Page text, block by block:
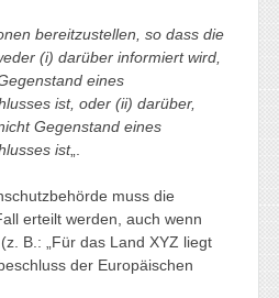
bereitzustellen, so dass die
(i) darüber informiert wird,
eines
ist, oder (ii) darüber,
Gegenstand eines
ist„.
muss die
erteilt werden, auch wenn
B.: „Für das Land XYZ liegt
der Europäischen